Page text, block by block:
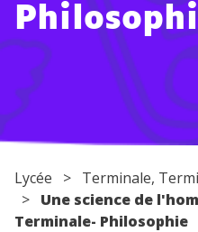
Conseils pour les
Lycée > Terminale,
> Une science de
Terminale- Philosophie